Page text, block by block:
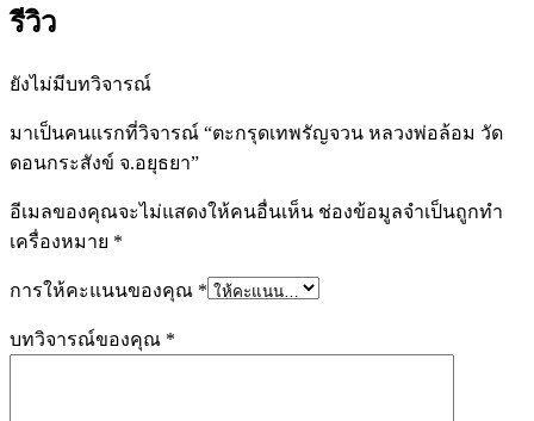
รีวิว
ยังไม่มีบทวิจารณ์
มาเป็นคนแรกที่วิจารณ์ “ตะกรุดเทพรัญจวน หลวงพ่อล้อม วัด
ดอนกระสังข์ จ.อยุธยา”
อีเมลของคุณจะไม่แสดงให้คนอื่นเห็น ช่องข้อมูลจำเป็นถูกทำ
เครื่องหมาย *
การให้คะแนนของคุณ *
บทวิจารณ์ของคุณ *